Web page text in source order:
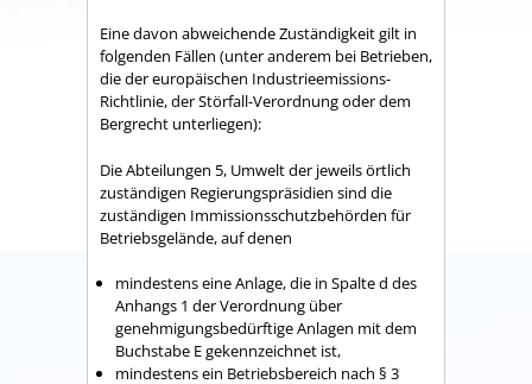
Eine davon abweichende Zuständigkeit gilt in
folgenden Fällen (unter anderem bei Betrieben,
die der europäischen Industrieemissions-
Richtlinie, der Störfall-Verordnung oder dem
Bergrecht unterliegen):
Die Abteilungen 5, Umwelt der jeweils örtlich
zuständigen Regierungspräsidien sind die
zuständigen Immissionsschutzbehörden für
Betriebsgelände, auf denen
mindestens eine Anlage, die in Spalte d des
Anhangs 1 der Verordnung über
genehmigungsbedürftige Anlagen mit dem
Buchstabe E gekennzeichnet ist,
mindestens ein Betriebsbereich nach § 3